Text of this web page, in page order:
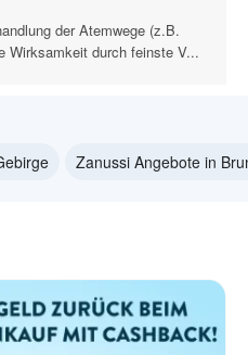
der Atemwege (z.B.
Wirksamkeit durch feinste V...
Zanussi Angebote in